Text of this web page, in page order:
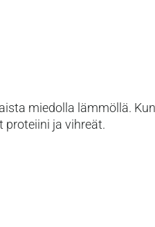
miedolla lämmöllä.
proteiini ja vihreät.